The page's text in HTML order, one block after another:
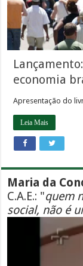
economia
Apresentação do
Leia Mais
Maria da
C.A.E.: "quem
social, não é